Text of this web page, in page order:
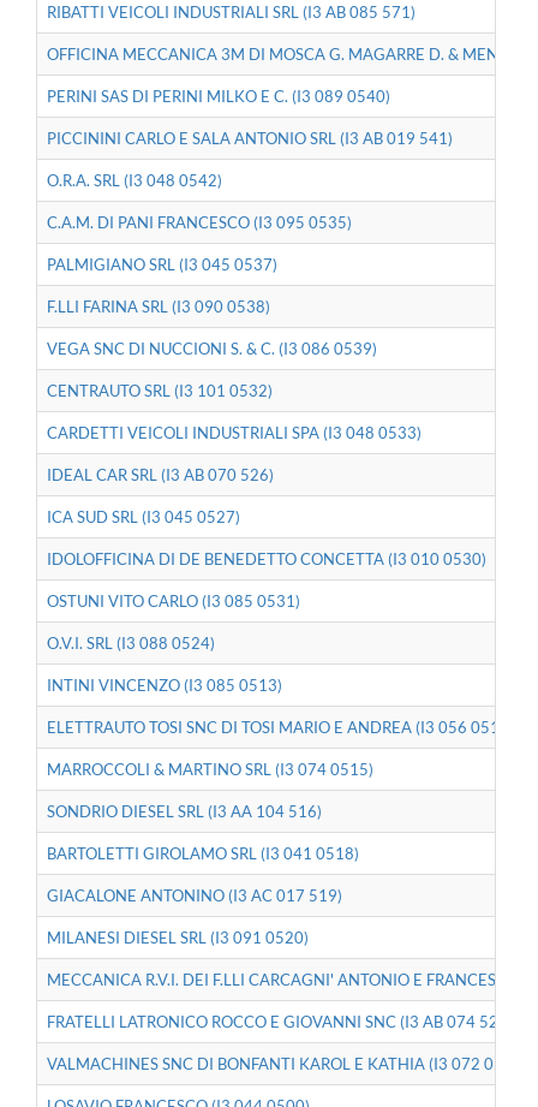
RIBATTI VEICOLI INDUSTRIALI SRL (I3 AB 085 571)
OFFICINA MECCANICA 3M DI MOSCA G. MAGARRE D. &
PERINI SAS DI PERINI MILKO E C. (I3 089 0540)
PICCININI CARLO E SALA ANTONIO SRL (I3 AB 019 541)
O.R.A. SRL (I3 048 0542)
C.A.M. DI PANI FRANCESCO (I3 095 0535)
PALMIGIANO SRL (I3 045 0537)
F.LLI FARINA SRL (I3 090 0538)
VEGA SNC DI NUCCIONI S. & C. (I3 086 0539)
CENTRAUTO SRL (I3 101 0532)
CARDETTI VEICOLI INDUSTRIALI SPA (I3 048 0533)
IDEAL CAR SRL (I3 AB 070 526)
ICA SUD SRL (I3 045 0527)
IDOLOFFICINA DI DE BENEDETTO CONCETTA (I3 010 0530)
OSTUNI VITO CARLO (I3 085 0531)
O.V.I. SRL (I3 088 0524)
INTINI VINCENZO (I3 085 0513)
ELETTRAUTO TOSI SNC DI TOSI MARIO E ANDREA (I3 056 0514)
MARROCCOLI & MARTINO SRL (I3 074 0515)
SONDRIO DIESEL SRL (I3 AA 104 516)
BARTOLETTI GIROLAMO SRL (I3 041 0518)
GIACALONE ANTONINO (I3 AC 017 519)
MILANESI DIESEL SRL (I3 091 0520)
MECCANICA R.V.I. DEI F.LLI CARCAGNI' ANTONIO E FRANCESCO
FRATELLI LATRONICO ROCCO E GIOVANNI SNC (I3 AB 074 522)
VALMACHINES SNC DI BONFANTI KAROL E KATHIA (I3 072 0508)